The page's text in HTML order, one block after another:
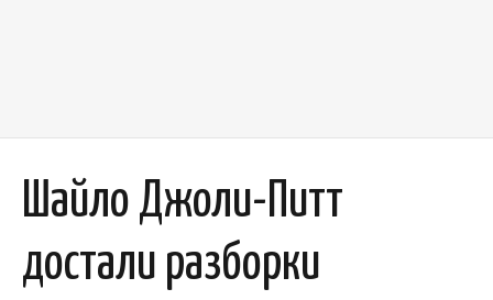
Шайло Джоли-Питт
достали разборки